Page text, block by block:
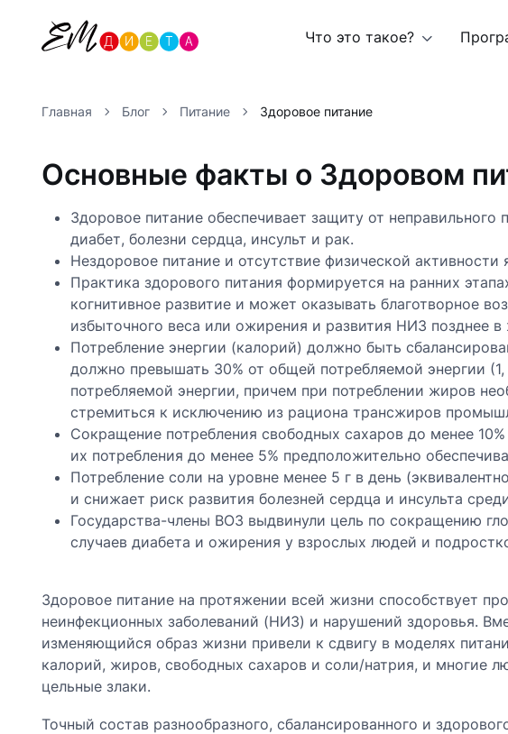
Что это такое?
Главная Блог Питание Здоровое питание
Основные факты о Здоровом
Здоровое питание обеспечивает защиту от
диабет, болезни сердца, инсульт и рак.
Нездоровое питание и отсутствие физической
Практика здорового питания формируется на ранних
когнитивное развитие и может оказывать благотворное
избыточного веса или ожирения и развития НИЗ позднее в
Потребление энергии (калорий) должно быть
должно превышать 30% от общей потребляемой энергии
потребляемой энергии, причем при потреблении жиров
стремиться к исключению из рациона трансжиров
Сокращение потребления свободных сахаров до менее
их потребления до менее 5% предположительно
Потребление соли на уровне менее 5 г в день
и снижает риск развития болезней сердца и инсульта
Государства-члены ВОЗ выдвинули цель по сокращению
случаев диабета и ожирения у взрослых людей и
Здоровое питание на протяжении всей жизни способствует
неинфекционных заболеваний (НИЗ) и нарушений здоровья.
изменяющийся образ жизни привели к сдвигу в моделях
калорий, жиров, свободных сахаров и соли/натрия, и многие
цельные злаки.
Точный состав разнообразного, сбалансированного и